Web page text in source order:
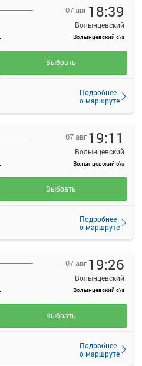
83
07 авг 18:39
Волынцевский
Волынцевский с\з
Подробнее
о маршруте
Выбрать
83
07 авг 19:11
Волынцевский
Волынцевский с\з
Подробнее
о маршруте
Выбрать
83
07 авг 19:26
Волынцевский
Волынцевский с\з
Подробнее
о маршруте
Выбрать